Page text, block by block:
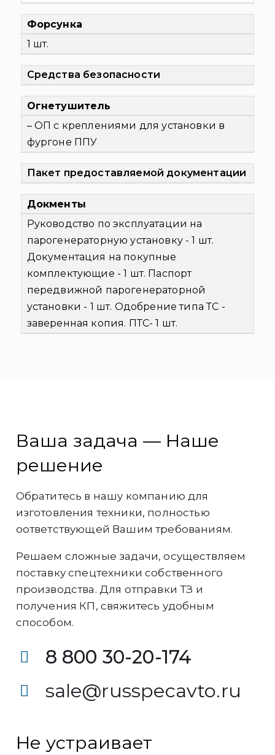
Форсунка
1 шт.
Средства безопасности
Огнетушитель
– ОП с креплениями для установки в
фургоне ППУ
Пакет предоставляемой документации
Докменты
Руководство по эксплуатации на
парогенераторную установку - 1 шт.
Документация на покупные
комплектующие - 1 шт. Паспорт
передвижной парогенераторной
установки - 1 шт. Одобрение типа ТС -
заверенная копия. ПТС- 1 шт.
Ваша задача — Наше
решение
Обратитесь в нашу компанию для
изготовления техники, полностью
оответствующей Вашим требованиям.
Решаем сложные задачи, осуществляем
поставку спецтехники собственного
производства. Для отправки ТЗ и
получения КП, свяжитесь удобным
способом.
8 800 30-20-174
sale@russpecavto.ru
Не устраивает